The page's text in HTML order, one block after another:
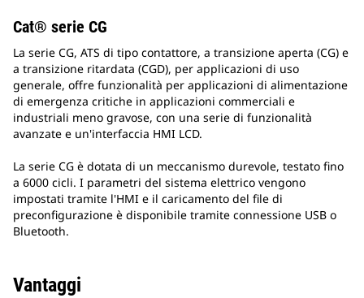
Cat® serie CG
La serie CG, ATS di tipo contattore, a transizione aperta (CG) e
a transizione ritardata (CGD), per applicazioni di uso
generale, offre funzionalità per applicazioni di alimentazione
di emergenza critiche in applicazioni commerciali e
industriali meno gravose, con una serie di funzionalità
avanzate e un'interfaccia HMI LCD.
La serie CG è dotata di un meccanismo durevole, testato fino
a 6000 cicli. I parametri del sistema elettrico vengono
impostati tramite l'HMI e il caricamento del file di
preconfigurazione è disponibile tramite connessione USB o
Bluetooth.
Vantaggi